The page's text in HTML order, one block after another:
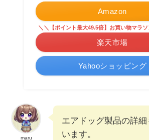
Amazon
＼＼【ポイント最大49.5倍】お買い物マラ
楽天市場
Yahooショッピング
maru
エアドッグ製品の詳細
います。